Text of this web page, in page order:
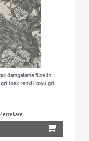
damgalama flizelin
gri ipek renkli koyu gri